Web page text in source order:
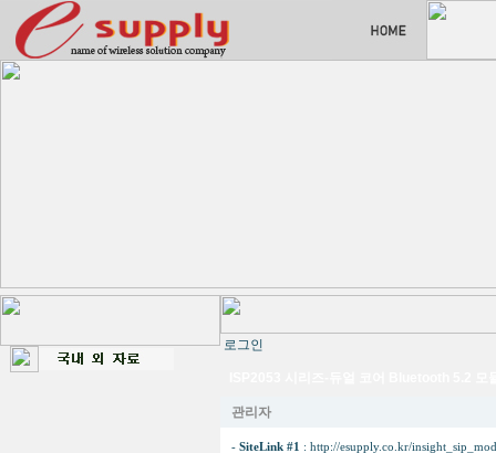
로그인
관리자
- SiteLink #1 : http://esupply.co.kr/